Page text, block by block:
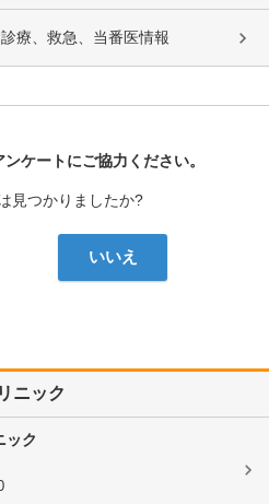
療、救急、当番医情報
ケートにご協力ください。
見つかりましたか?
いいえ
ニック
ック